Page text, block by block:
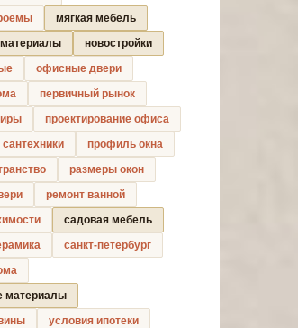
мягкая мебель
новостройки
офисные двери
первичный рынок
проектирование офиса
профиль окна
размеры окон
ремонт ванной
садовая мебель
санкт-петербург
материалы
условия ипотеки